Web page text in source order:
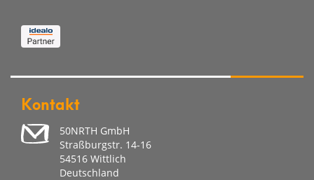
Kontakt
50NRTH GmbH
Straßburgstr. 14-16
54516 Wittlich
Deutschland